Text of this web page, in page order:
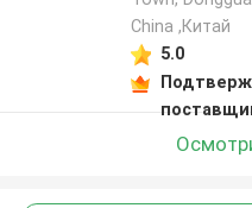
China ,Китай
5.0